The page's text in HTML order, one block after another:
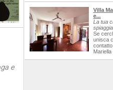
e
Villa
e...
La tua
Se
unisca
Mariella